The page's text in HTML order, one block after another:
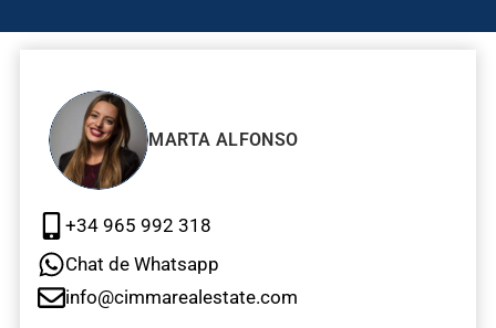
MARTA ALFONSO
+34 965 992 318
Chat de Whatsapp
info@cimmarealestate.com